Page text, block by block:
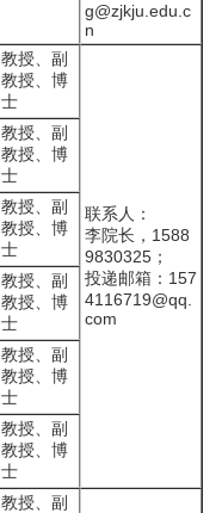
g@zjkju.edu.c
n
教授、副
教授、博
士
联系人：
李院长，1588
9830325；
投递邮箱：157
4116719@qq.
com
教授、副
教授、博
士
教授、副
教授、博
士
教授、副
教授、博
士
教授、副
教授、博
士
教授、副
教授、博
士
教授、副